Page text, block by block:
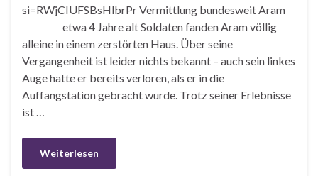
si=RWjCIUFSBsHlbrPr Vermittlung bundesweit Aram
etwa 4 Jahre alt Soldaten fanden Aram völlig
alleine in einem zerstörten Haus. Über seine
Vergangenheit ist leider nichts bekannt – auch sein linkes
Auge hatte er bereits verloren, als er in die
Auffangstation gebracht wurde. Trotz seiner Erlebnisse
ist …
Weiterlesen